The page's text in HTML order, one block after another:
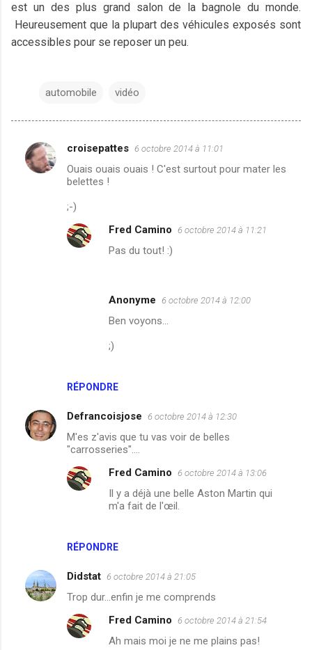
est un des plus grand salon de la bagnole du monde.
Heureusement que la plupart des véhicules exposés sont
accessibles pour se reposer un peu.
automobile vidéo
C
o
croisepattes 6 octobre 2014 à 11:01
Ouais ouais ouais ! C'est surtout pour mater les
belettes !
;-)
RÉPONDRE
Fred Camino 6 octobre 2014 à 11:21
Pas du tout! :)
Anonyme 6 octobre 2014 à 12:00
Ben voyons...
;)
Defrancoisjose 6 octobre 2014 à 12:30
M'es z'avis que tu vas voir de belles
"carrosseries"....
RÉPONDRE
Fred Camino 6 octobre 2014 à 13:06
Il y a déjà une belle Aston Martin qui
m'a fait de l'œil.
Didstat 6 octobre 2014 à 21:05
Trop dur...enfin je me comprends
Fred Camino 6 octobre 2014 à 21:54
Ah mais moi je ne me plains pas!